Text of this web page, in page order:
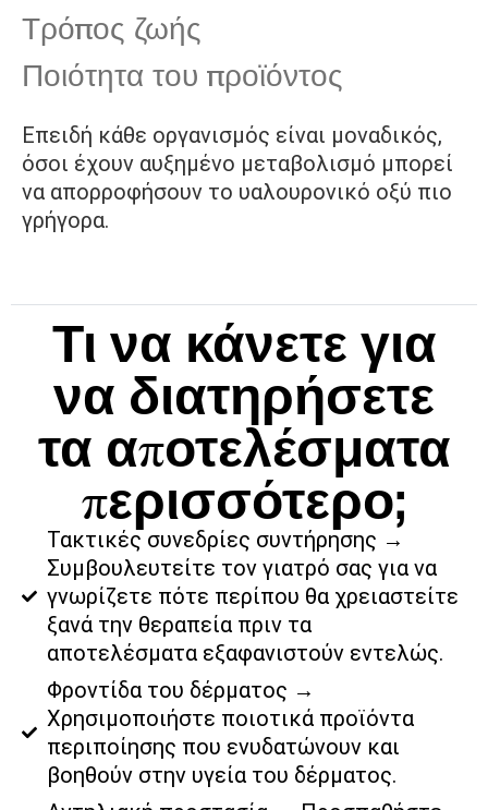
Τρόπος ζωής
Ποιότητα του προϊόντος
Επειδή κάθε οργανισμός είναι μοναδικός,
όσοι έχουν αυξημένο μεταβολισμό μπορεί
να απορροφήσουν το υαλουρονικό οξύ πιο
γρήγορα.
Τι να κάνετε για
να διατηρήσετε
τα αποτελέσματα
περισσότερο;
Τακτικές συνεδρίες συντήρησης →
Συμβουλευτείτε τον γιατρό σας για να
γνωρίζετε πότε περίπου θα χρειαστείτε
ξανά την θεραπεία πριν τα
αποτελέσματα εξαφανιστούν εντελώς.
Φροντίδα του δέρματος →
Χρησιμοποιήστε ποιοτικά προϊόντα
περιποίησης που ενυδατώνουν και
βοηθούν στην υγεία του δέρματος.